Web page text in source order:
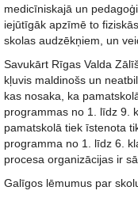
medicīniskajā un
iejūtīgāk apzīmē to
skolas audzēkņiem, un
Savukārt Rīgas Valda
kļuvis maldinošs un
kas nosaka, ka
programmas no 1. līdz 9.
pamatskolā tiek īstenota
programma no 1. līdz 6.
procesa organizācijas ir
Galīgos lēmumus par